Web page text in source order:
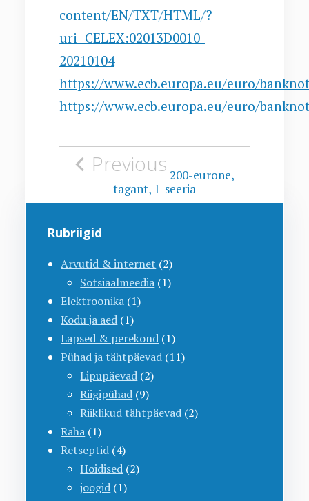
content/EN/TXT/HTML/?
uri=CELEX:02013D0010-
20210104
https://www.ecb.europa.eu/euro/
https://www.ecb.europa.eu/euro/
Navigeerimine
Previous 200-eurone,
tagant, 1-seeria
Rubriigid
Arvutid & internet (2)
Sotsiaalmeedia (1)
Elektroonika (1)
Kodu ja aed (1)
Lapsed & perekond (1)
Pühad ja tähtpäevad (11)
Lipupäevad (2)
Riigipühad (9)
Riiklikud tähtpäevad (2)
Raha (1)
Retseptid (4)
Hoidised (2)
joogid (1)